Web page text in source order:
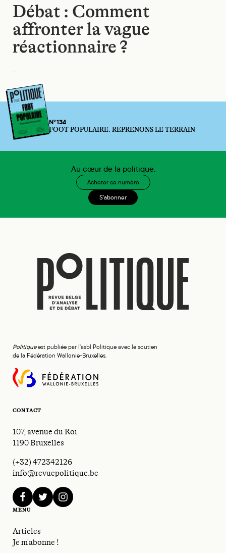
Débat : Comment
affronter la vague
réactionnaire ?
..
N°134
FOOT POPULAIRE. REPRENONS LE TERRAIN
Au cœur de la politique.
Acheter ce numéro
S'abonner
Politiqueest publiée par l'asbl Politique avec le soutien
de la Fédération Wallonie-Bruxelles.
CONTACT
107, avenue du Roi
1190 Bruxelles
(+32) 472342126
info@revuepolitique.be
facebooktwitterinstagram
MENU
Articles
Je m'abonne !